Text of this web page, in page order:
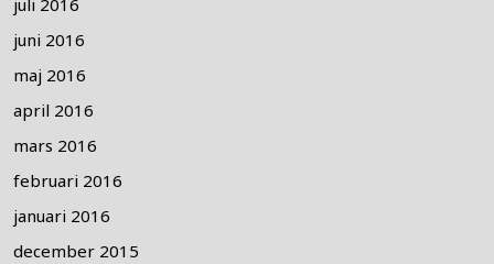
juli 2016
juni 2016
maj 2016
april 2016
mars 2016
februari 2016
januari 2016
december 2015